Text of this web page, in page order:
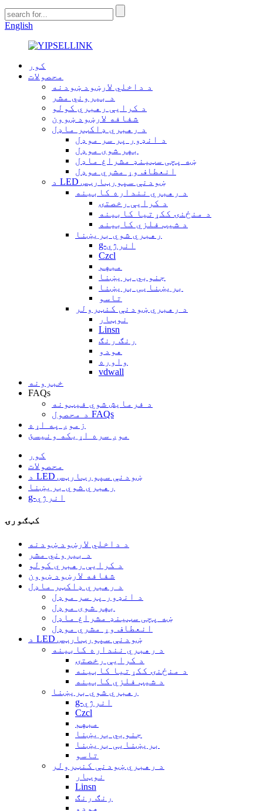
English
کور
محصولات
د داخلي لارښود ښودنه
د بیروني مشر
د کرایې رهبري کولو
شفافه لارښود ښوون
د رهبري ډاکټر ماډل
د انډور پر سر موډل
بهر شوی موډل
ښه پچی سټینډ مشراغ ماډل
انعطاف وړ مشري موډل
د LED ښودنې سپورټارټس
د رهبري ننداره کابینه
د کرایې رخصتۍ
د منځنۍ ککړتیا کابینه
د شیټ فلزي کابینه
رهبري شوي بریښنا
g-انرژي
Czcl
مبهم
جنوبي بریښنا
بریښنایی بریښنا
تاسو
د رهبري ښودنې کنټرولر
نوټار
Linsn
رنګ رنګ
هودو
واوره
vdwall
خبرونه
FAQs
د فرمایش شوي فیټونه
د محصول FAQs
زموږ په اړه
موږ سره اړیکه ونیسئ
کور
محصولات
د LED ښودنې سپورټارټس
رهبري شوي بریښنا
g-انرژي
کټګورۍ
د داخلي لارښود ښودنه
د بیروني مشر
د کرایې رهبري کولو
شفافه لارښود ښوون
د رهبري ډاکټر ماډل
د انډور پر سر موډل
بهر شوی موډل
ښه پچی سټینډ مشراغ ماډل
انعطاف وړ مشري موډل
د LED ښودنې سپورټارټس
د رهبري ننداره کابینه
د کرایې رخصتۍ
د منځنۍ ککړتیا کابینه
د شیټ فلزي کابینه
رهبري شوي بریښنا
g-انرژي
Czcl
مبهم
جنوبي بریښنا
بریښنایی بریښنا
تاسو
د رهبري ښودنې کنټرولر
نوټار
Linsn
رنګ رنګ
هودو